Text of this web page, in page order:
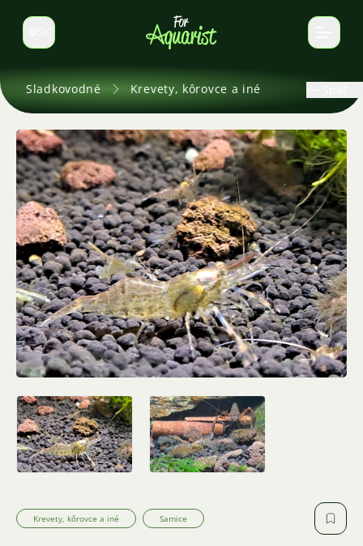
Prepnúť jazyk
Sladkovodné Krevety, kôrovce a iné
Krevety, kôrovce a iné Samice